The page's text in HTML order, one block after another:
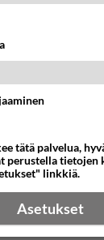
tätä palvelua,
perustella
linkkiä.
Asetukset